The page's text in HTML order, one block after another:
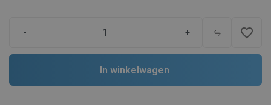
- + favorite_border
In winkelwagen